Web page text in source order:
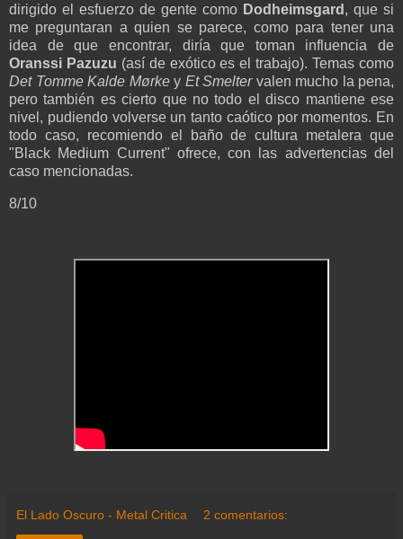
dirigido el esfuerzo de gente como Dodheimsgard , que si
me preguntaran a quien se parece, como para tener una
idea de que encontrar, diría que toman influencia de
Oranssi Pazuzu (así de exótico es el trabajo). Temas como
Det Tomme Kalde Mørkey Et Smeltervalen mucho la pena,
pero también es cierto que no todo el disco mantiene ese
nivel, pudiendo volverse un tanto caótico por momentos. En
todo caso, recomiendo el baño de cultura metalera que
"Black Medium Current" ofrece, con las advertencias del
caso mencionadas.
8/10
El Lado Oscuro - Metal Critica 2 comentarios: